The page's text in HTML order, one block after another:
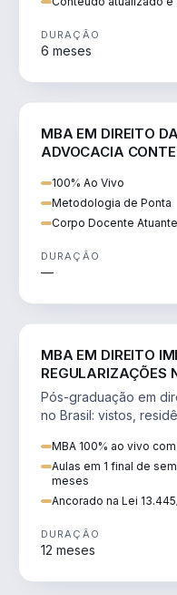
DURAÇÃO
6 meses
MBA EM DIREITO
ADVOCACIA
100% Ao Vivo
Metodologia de Ponta
Corpo Docente
DURAÇÃO
—
MBA EM DIREITO
REGULARIZAÇÕES
Pós-graduação em
no Brasil: vistos,
MBA 100% ao vivo
Aulas em 1 final de
meses
Ancorado na Lei
DURAÇÃO
12 meses